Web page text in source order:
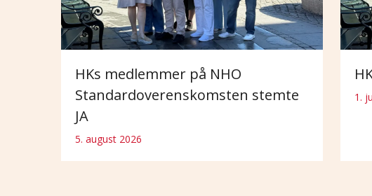
HKs medlemmer på NHO
Standardoverenskomsten stemte
JA
5. august 2026
1.